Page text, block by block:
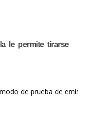
le permite tirarse